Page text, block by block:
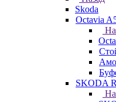
Skoda
Octavia
SKODA